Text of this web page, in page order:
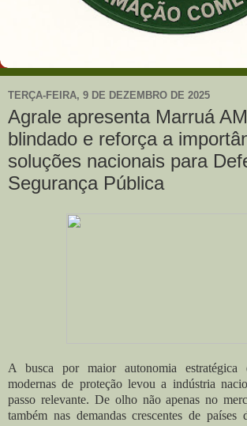
TERÇA-FEIRA, 9 DE DEZEMBRO DE 2025
Agrale apresenta Marruá
blindado e reforça a
soluções nacionais para
Segurança Pública
A busca por maior autonomia estratégica
modernas de proteção levou a indústria
passo relevante. De olho não apenas no
também nas demandas crescentes de